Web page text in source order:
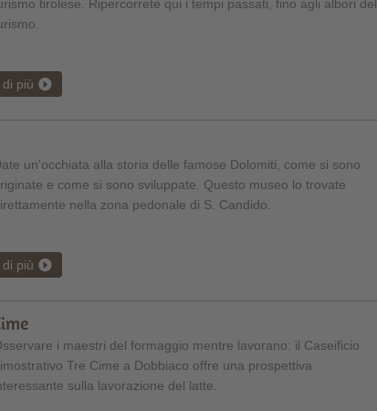
tirolese. Ripercorrete qui i tempi passati, fino agli albori del
di più
un'occhiata alla storia delle famose Dolomiti, come si sono
e come si sono sviluppate. Questo museo lo trovate
nella zona pedonale di S. Candido.
di più
i maestri del formaggio mentre lavorano: il Caseificio
Tre Cime a Dobbiaco offre una prospettiva
sulla lavorazione del latte.